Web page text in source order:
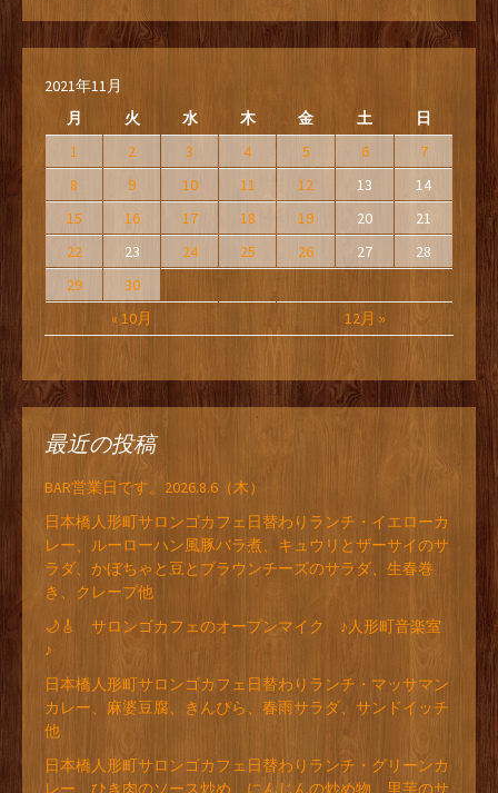
2021年11月
月
火 水 木 金 土 日
« 10月 12月 »
1 2 3 4 5 6
7
8
9 10 11 12 13
14
15
16 17 18 19 20
21
22
23 24 25 26 27
28
29
30
最近の投稿
BAR営業日です。2026.8.6（木）
日本橋人形町サロンゴカフェ日替わりランチ・イエローカ
レー、ルーローハン風豚バラ煮、キュウリとザーサイのサ
ラダ、かぼちゃと豆とブラウンチーズのサラダ、生春巻
き、クレープ他
🌙🎸 サロンゴカフェのオープンマイク ♪人形町音楽室
♪
日本橋人形町サロンゴカフェ日替わりランチ・マッサマン
カレー、麻婆豆腐、きんぴら、春雨サラダ、サンドイッチ
他
日本橋人形町サロンゴカフェ日替わりランチ・グリーンカ
レー、ひき肉のソース炒め、にんじんの炒め物、里芋のサ